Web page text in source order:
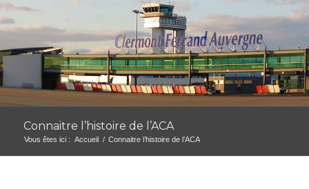
Connaitre l’histoire de l’ACA
Vous êtes ici : Accueil / Connaitre l’histoire de l’ACA